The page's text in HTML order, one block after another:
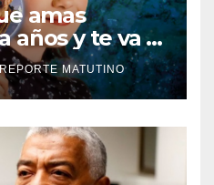
amas
años y te va a
enorme
cine
REPORTE MATUTINO